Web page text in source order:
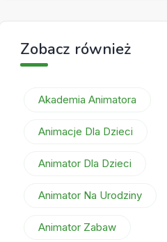
Zobacz również
Akademia Animatora
Animacje Dla Dzieci
Animator Dla Dzieci
Animator Na Urodziny
Animator Zabaw